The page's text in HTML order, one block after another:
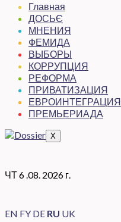
Главная
ДОСЬЄ
МНЕНИЯ
ФЕМИДА
ВЫБОРЫ
КОРРУПЦИЯ
РЕФОРМА
ПРИВАТИЗАЦИЯ
ЕВРОИНТЕГРАЦИЯ
ПРЕМЬЕРИАДА
X
ЧТ 6 .08. 2026 г.
EN FY DE RU UK